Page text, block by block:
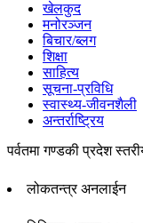
खेलकुद
मनोरञ्जन
बिचार/ब्लग
शिक्षा
साहित्य
सूचना-प्रविधि
स्वास्थ्य-जीवनशैली
अन्तर्राष्ट्रिय
पर्वतमा गण्डकी प्रदेश
लोकतन्त्र अनलाईन